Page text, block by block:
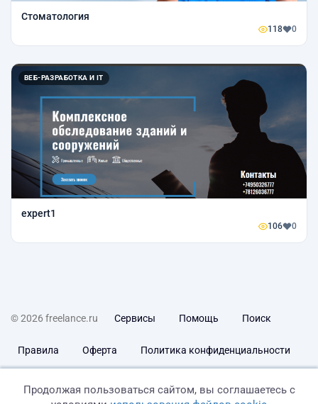
Стоматология
118 0
ВЕБ-РАЗРАБОТКА И IT
expert1
106 0
© 2026 freelance.ru Сервисы Помощь Поиск
Правила Оферта Политика конфиденциальности
Продолжая пользоваться сайтом, вы соглашаетесь с